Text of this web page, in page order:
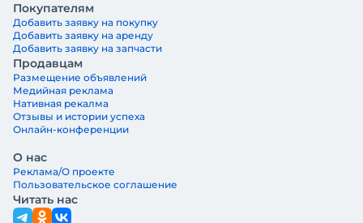
Покупателям
Добавить заявку на покупку
Добавить заявку на аренду
Добавить заявку на запчасти
Продавцам
Размещение объявлений
Медийная реклама
Нативная рекалма
Отзывы и истории успеха
Онлайн-конференции
О нас
Реклама/О проекте
Пользовательское соглашение
Читать нас